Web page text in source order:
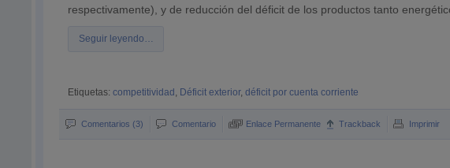
respectivamente), y de reducción del déficit de los productos tanto
Seguir leyendo…
Etiquetas:competitividad , Déficit exterior,déficit por cuenta corriente
Comentarios (3) Comentario Enlace Permanente Trackback Imprimir